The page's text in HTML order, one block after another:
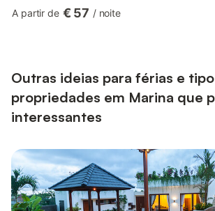
kitchen with kitchen utensils and all the
main area ...
A partir de € 57 / noite
Outras ideias para férias e
propriedades em Marina que
interessantes